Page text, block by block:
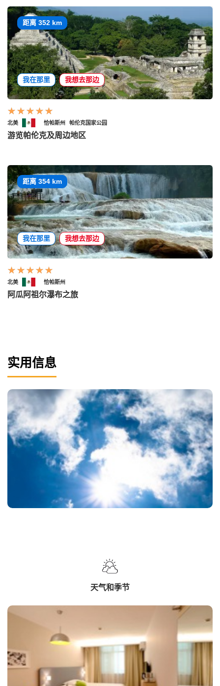
距离 352 km
我在那里 我想去那边
北美 恰帕斯州 帕伦克国家公园
游览帕伦克及周边地区
距离 354 km
我在那里 我想去那边
北美 恰帕斯州
阿瓜阿祖尔瀑布之旅
实用信息
天气和季节